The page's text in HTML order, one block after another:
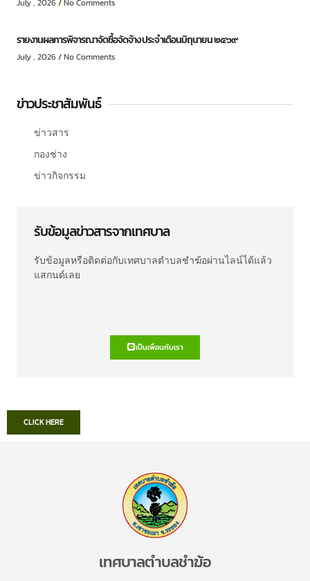
July , 2026 No Comments
รายงานผลการพิจารณาจัดซื้อจัดจ้าง ประจำเดือนมิถุนายน ๒๕๖๙
July , 2026 No Comments
ข่าวประชาสัมพันธ์
ข่าวสาร
กองช่าง
ข่าวกิจกรรม
รับข้อมูลข่าวสารจากเทศบาล
รับข้อมูลหรือติดต่อกับเทศบาลตำบลชำฆ้อผ่านไลน์ได้แล้ว
แสกนด์เลย
เป็นเพื่อนกับเรา
CLICK HERE
เทศบาลตำบลชำฆ้อ